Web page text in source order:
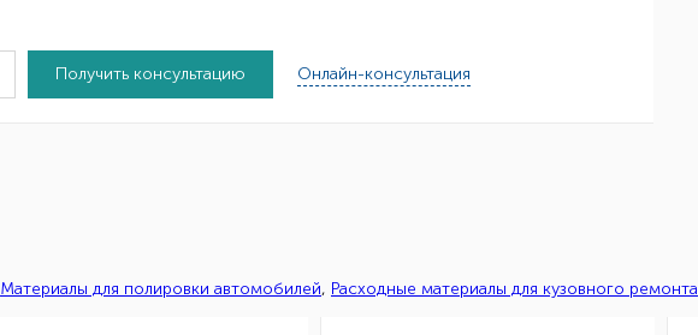
Получить консультацию Онлайн-консультация
Материалы для полировки автомобилей, Расходные материалы для кузовного ремонта